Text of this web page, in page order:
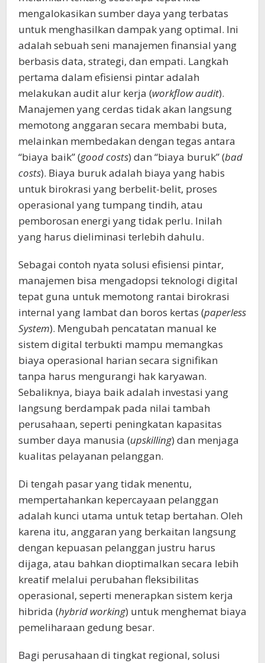
mengalokasikan sumber daya yang terbatas
untuk menghasilkan dampak yang optimal. Ini
adalah sebuah seni manajemen finansial yang
berbasis data, strategi, dan empati. Langkah
pertama dalam efisiensi pintar adalah
melakukan audit alur kerja (workflow audit).
Manajemen yang cerdas tidak akan langsung
memotong anggaran secara membabi buta,
melainkan membedakan dengan tegas antara
“biaya baik” (good costs) dan “biaya buruk” (bad
costs). Biaya buruk adalah biaya yang habis
untuk birokrasi yang berbelit-belit, proses
operasional yang tumpang tindih, atau
pemborosan energi yang tidak perlu. Inilah
yang harus dieliminasi terlebih dahulu.
Sebagai contoh nyata solusi efisiensi pintar,
manajemen bisa mengadopsi teknologi digital
tepat guna untuk memotong rantai birokrasi
internal yang lambat dan boros kertas (paperless
System). Mengubah pencatatan manual ke
sistem digital terbukti mampu memangkas
biaya operasional harian secara signifikan
tanpa harus mengurangi hak karyawan.
Sebaliknya, biaya baik adalah investasi yang
langsung berdampak pada nilai tambah
perusahaan, seperti peningkatan kapasitas
sumber daya manusia (upskilling) dan menjaga
kualitas pelayanan pelanggan.
Di tengah pasar yang tidak menentu,
mempertahankan kepercayaan pelanggan
adalah kunci utama untuk tetap bertahan. Oleh
karena itu, anggaran yang berkaitan langsung
dengan kepuasan pelanggan justru harus
dijaga, atau bahkan dioptimalkan secara lebih
kreatif melalui perubahan fleksibilitas
operasional, seperti menerapkan sistem kerja
hibrida (hybrid working) untuk menghemat biaya
pemeliharaan gedung besar.
Bagi perusahaan di tingkat regional, solusi